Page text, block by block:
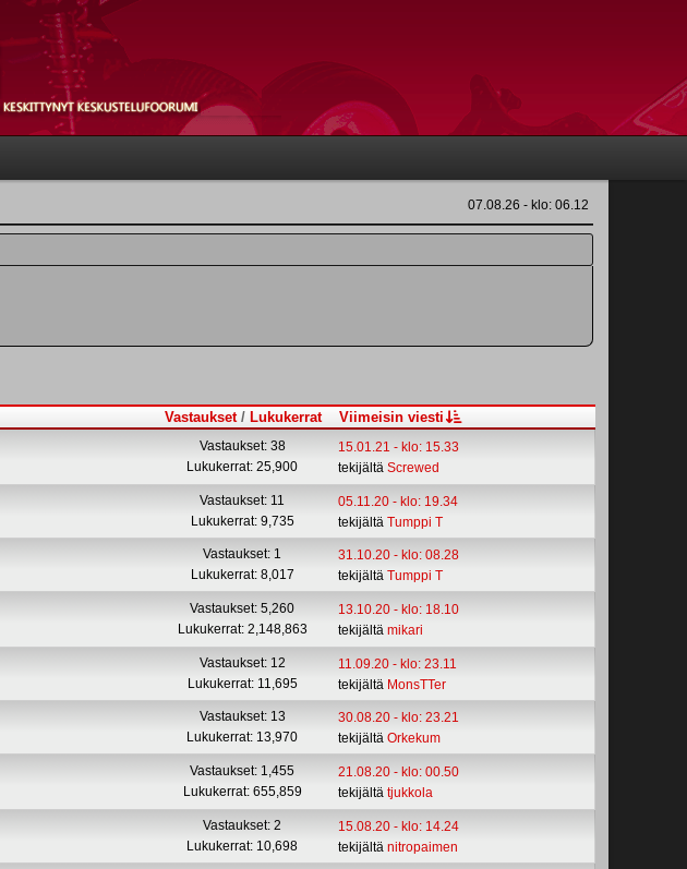
07.08.26 - klo: 06.12
Vastaukset/ Lukukerrat
Viimeisin viesti
Vastaukset: 38
Lukukerrat: 25,900
15.01.21 - klo: 15.33
tekijältäScrewed
Vastaukset: 11
Lukukerrat: 9,735
05.11.20 - klo: 19.34
tekijältäTumppi T
Vastaukset: 1
Lukukerrat: 8,017
31.10.20 - klo: 08.28
tekijältäTumppi T
Vastaukset: 5,260
Lukukerrat: 2,148,863
13.10.20 - klo: 18.10
tekijältämikari
Vastaukset: 12
Lukukerrat: 11,695
11.09.20 - klo: 23.11
tekijältä MonsTTer
Vastaukset: 13
Lukukerrat: 13,970
30.08.20 - klo: 23.21
tekijältäOrkekum
Vastaukset: 1,455
Lukukerrat: 655,859
21.08.20 - klo: 00.50
tekijältätjukkola
Vastaukset: 2
Lukukerrat: 10,698
15.08.20 - klo: 14.24
tekijältänitropaimen